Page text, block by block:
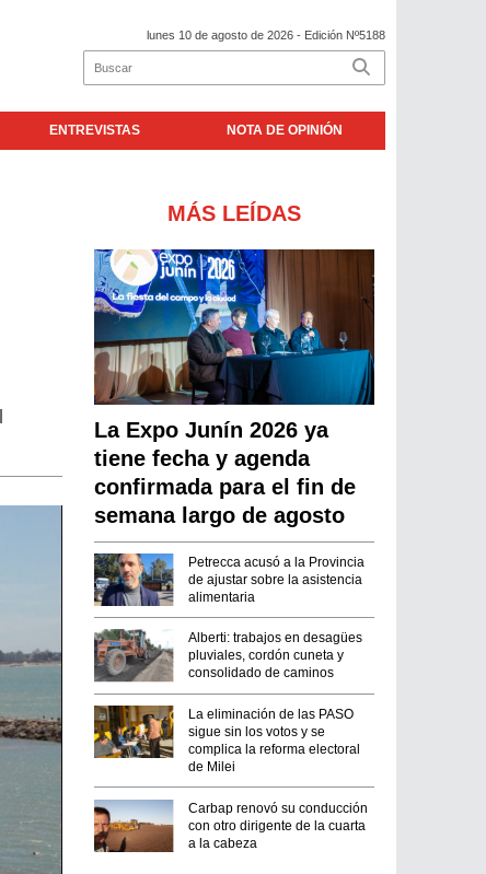
lunes 10 de agosto de 2026 - Edición Nº5188
ENTREVISTAS NOTA DE OPINIÓN
MÁS LEÍDAS
La Expo Junín 2026 ya
tiene fecha y agenda
confirmada para el fin de
semana largo de agosto
Petrecca acusó a la Provincia
de ajustar sobre la asistencia
alimentaria
Alberti: trabajos en desagües
pluviales, cordón cuneta y
consolidado de caminos
La eliminación de las PASO
sigue sin los votos y se
complica la reforma electoral
de Milei
Carbap renovó su conducción
con otro dirigente de la cuarta
a la cabeza